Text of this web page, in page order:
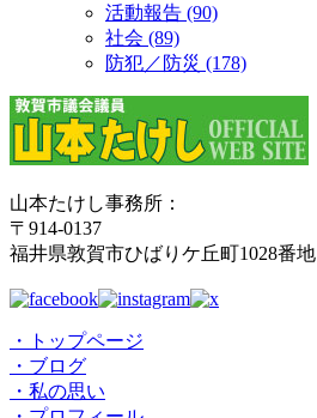
活動報告 (90)
社会 (89)
防犯／防災 (178)
山本たけし事務所：
〒914-0137
福井県敦賀市ひばりケ丘町1028番地
・トップページ
・ブログ
・私の思い